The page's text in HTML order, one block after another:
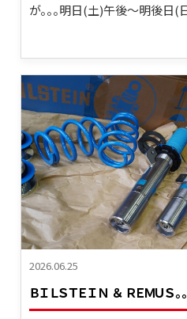
が。。。明日(土)午後～明後日
2026.06.25
ＢＩＬＳＴＥＩＮ ＆ ＲＥＭＵＳ